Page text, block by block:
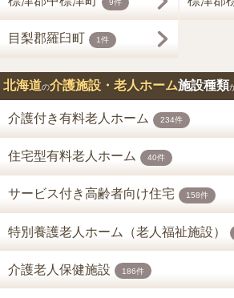
9件
目梨郡羅臼町 1件
北海道の介護施設・老人ホーム施設種類
介護付き有料老人ホーム 234件
住宅型有料老人ホーム 40件
サービス付き高齢者向け住宅 158件
特別養護老人ホーム（老人福祉施設）
介護老人保健施設 186件